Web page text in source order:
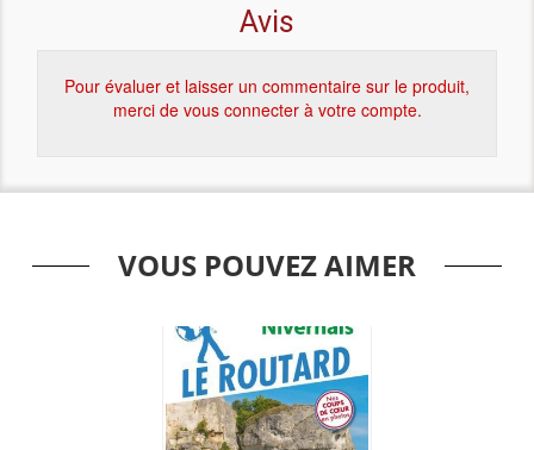
Avis
Pour évaluer et laisser un commentaire sur le produit,
merci de vous connecter à votre compte.
VOUS POUVEZ AIMER